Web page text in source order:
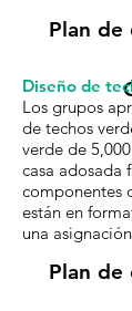
Plan de
Diseño de
Los grupos
de techos
verde de
casa adosada
componentes
están en
una
Plan de